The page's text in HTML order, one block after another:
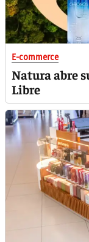
E-commerce
Natura abre
Libre